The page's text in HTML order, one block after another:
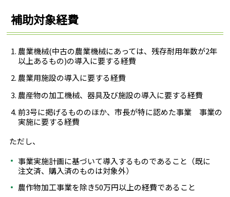
補助対象経費
農業機械(中古の農業機械にあっては、残存耐用年数が2年
以上あるもの)の導入に要する経費
農業用施設の導入に要する経費
農産物の加工機械、器具及び施設の導入に要する経費
前3号に掲げるもののほか、市長が特に認めた事業 事業の
実施に要する経費
ただし、
事業実施計画に基づいて導入するものであること（既に
注文済、購入済のものは対象外）
農作物加工事業を除き50万円以上の経費であること